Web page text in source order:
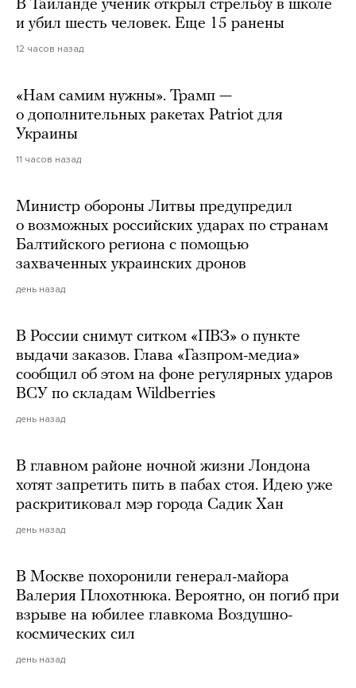
В Таиланде ученик открыл стрельбу в школе
и убил шесть человек. Еще 15 ранены
12 часов назад
«Нам самим нужны». Трамп —
о дополнительных ракетах Patriot для
Украины
11 часов назад
Министр обороны Литвы предупредил
о возможных российских ударах по странам
Балтийского региона с помощью
захваченных украинских дронов
день назад
В России снимут ситком «ПВЗ» о пункте
выдачи заказов. Глава «Газпром-медиа»
сообщил об этом на фоне регулярных ударов
ВСУ по складам Wildberries
день назад
В главном районе ночной жизни Лондона
хотят запретить пить в пабах стоя. Идею уже
раскритиковал мэр города Садик Хан
день назад
В Москве похоронили генерал-майора
Валерия Плохотнюка. Вероятно, он погиб при
взрыве на юбилее главкома Воздушно-
космических сил
день назад